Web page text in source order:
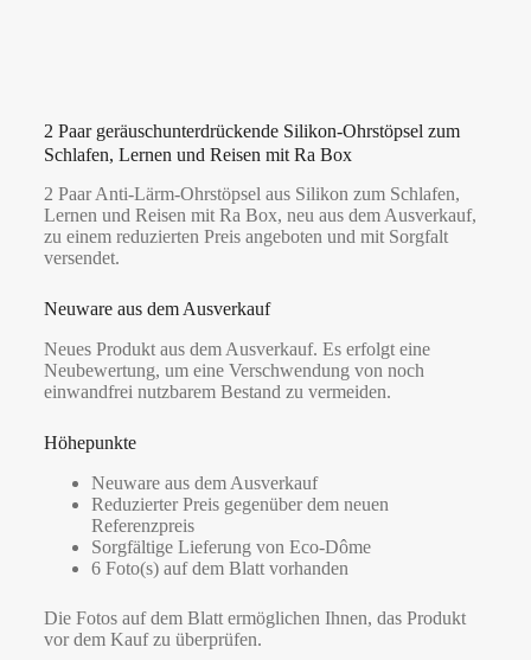
2 Paar geräuschunterdrückende Silikon-Ohrstöpsel zum
Schlafen, Lernen und Reisen mit Ra Box
2 Paar Anti-Lärm-Ohrstöpsel aus Silikon zum Schlafen,
Lernen und Reisen mit Ra Box, neu aus dem Ausverkauf,
zu einem reduzierten Preis angeboten und mit Sorgfalt
versendet.
Neuware aus dem Ausverkauf
Neues Produkt aus dem Ausverkauf. Es erfolgt eine
Neubewertung, um eine Verschwendung von noch
einwandfrei nutzbarem Bestand zu vermeiden.
Höhepunkte
Neuware aus dem Ausverkauf
Reduzierter Preis gegenüber dem neuen
Referenzpreis
Sorgfältige Lieferung von Eco-Dôme
6 Foto(s) auf dem Blatt vorhanden
Die Fotos auf dem Blatt ermöglichen Ihnen, das Produkt
vor dem Kauf zu überprüfen.